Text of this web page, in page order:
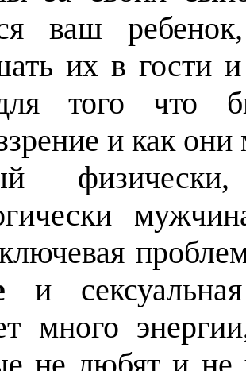
ваш
их в гости
того что
и как
и
много